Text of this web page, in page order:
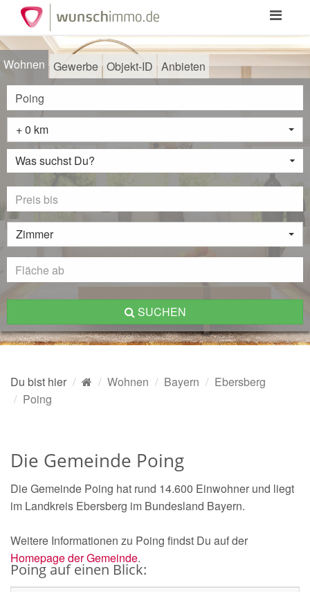
Toggle
Wohnen Gewerbe Objekt-ID Anbieten
+ 0 km
Was suchst Du?
Zimmer
SUCHEN
Du bist hier Wohnen Bayern
Ebersberg
Poing
Die Gemeinde Poing
Die Gemeinde Poing hat rund 14.600 Einwohner und liegt
im Landkreis Ebersberg im Bundesland Bayern.
Weitere Informationen zu Poing findst Du auf der
Homepage der Gemeinde.
Poing auf einen Blick: